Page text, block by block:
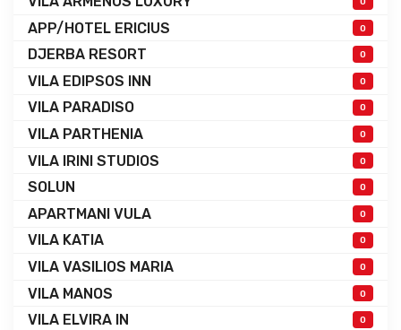
APP/HOTEL ERICIUS 0
DJERBA RESORT 0
VILA EDIPSOS INN 0
VILA PARADISO 0
VILA PARTHENIA 0
VILA IRINI STUDIOS 0
SOLUN 0
APARTMANI VULA 0
VILA KATIA 0
VILA VASILIOS MARIA 0
VILA MANOS 0
VILA ELVIRA IN 0